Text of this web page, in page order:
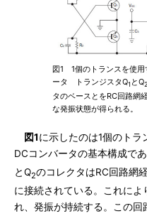
図1 1個のトランスを使用
ータ トランジスタQ1 とQ2
タのベースとをRC回路網
な発振状態が得られる。
図1に示したのは1個のト
DCコンバータの基本構成で
とQ2のコレクタはRC回路網
に接続されている。これによ
れ、発振が持続する。この回